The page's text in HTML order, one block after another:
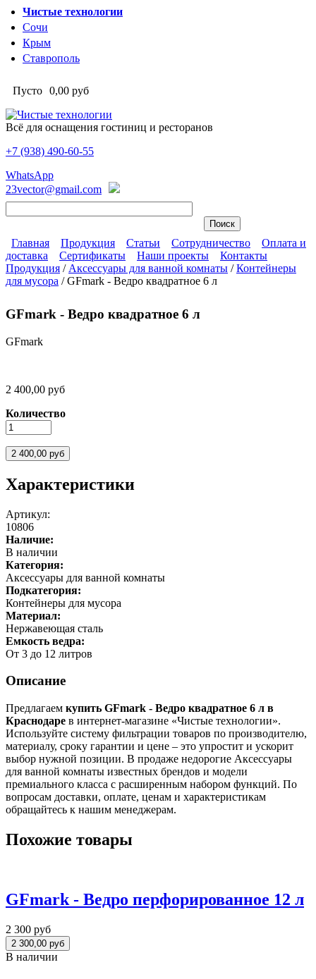
Перейти к основному содержанию
Чистые технологии
Сочи
Крым
Ставрополь
Пусто 0,00 руб
Всё для оснащения гостиниц и ресторанов
Чистые технологии
+7 (938) 490-60-55
WhatsApp
23vector@gmail.com
Главное меню
Главная Продукция Статьи Сотрудничество
Оплата и
доставка
Сертификаты Наши проекты Контакты
Вы здесь
Продукция / Аксессуары для ванной комнаты / Контейнеры
для мусора / GFmark - Ведро квадратное 6 л
GFmark - Ведро квадратное 6 л
GFmark
2 400,00 руб
Количество
Характеристики
Артикул:
10806
Наличие:
В наличии
Категория:
Аксессуары для ванной комнаты
Подкатегория:
Контейнеры для мусора
Материал:
Нержавеющая сталь
Емкость ведра:
От 3 до 12 литров
Описание
Предлагаем купить GFmark - Ведро квадратное 6 л в
Краснодаре в интернет-магазине «Чистые технологии».
Используйте систему фильтрации товаров по производителю,
материалу, сроку гарантии и цене – это упростит и ускорит
выбор нужной позиции. В продаже недорогие Аксессуары
для ванной комнаты известных брендов и модели
премиального класса с расширенным набором функций. По
вопросам доставки, оплате, ценам и характеристикам
обращайтесь к нашим менеджерам.
Похожие товары
GFmark - Ведро перфорированное 12 л
2 300 руб
В наличии